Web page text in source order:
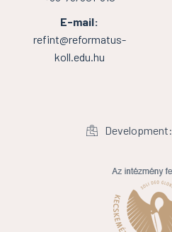
E-mail:
refint@reformatus-
koll.edu.hu